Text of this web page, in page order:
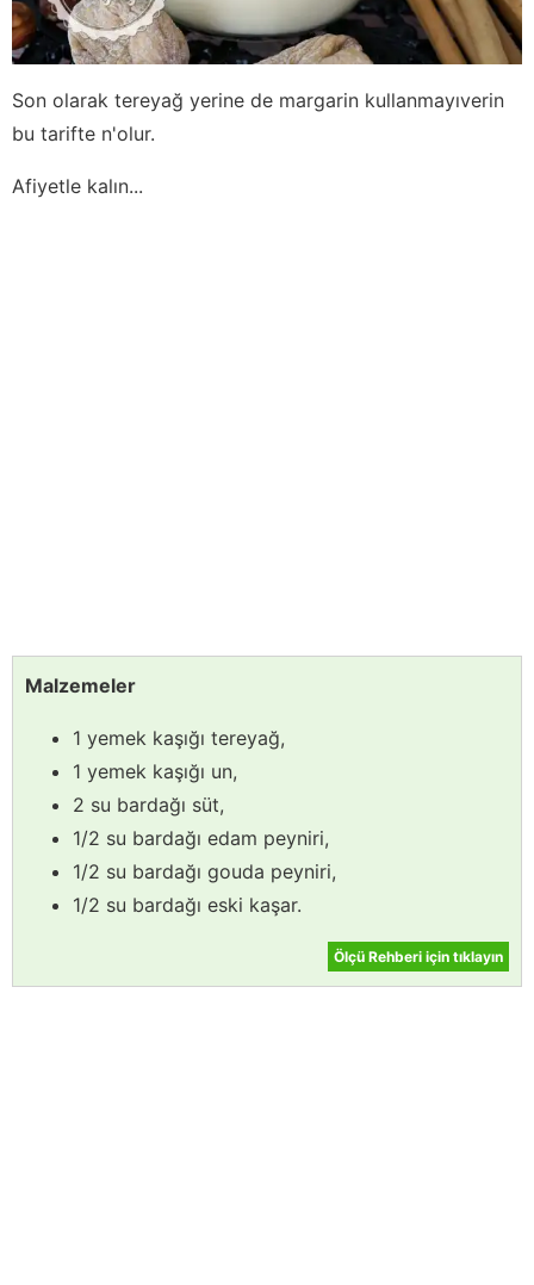
Son olarak tereyağ yerine de margarin kullanmayıverin
bu tarifte n'olur.
Afiyetle kalın...
Malzemeler
1 yemek kaşığı tereyağ,
1 yemek kaşığı un,
2 su bardağı süt,
1/2 su bardağı edam peyniri,
1/2 su bardağı gouda peyniri,
1/2 su bardağı eski kaşar.
Ölçü Rehberi için tıklayın